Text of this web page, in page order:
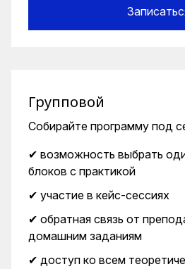
Групповой
Собирайте программу под
✔ возможность выбрать
блоков с практикой
✔ участие в кейс-сессиях
✔ обратная связь от
домашним заданиям
✔ доступ ко всем